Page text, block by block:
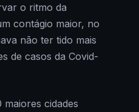
o ritmo da
contágio maior, no
não ter tido mais
de casos da Covid-
cidades